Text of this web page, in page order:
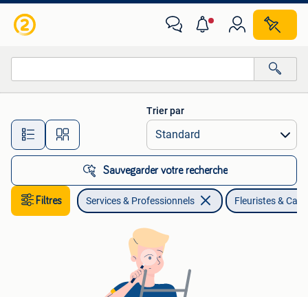
Toutes les distances…
Trier par
Sauvegarder votre recherche
Filtres Services & Professionnels Fleuristes &